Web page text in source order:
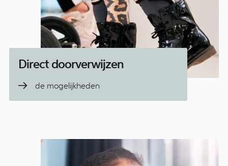
Direct doorverwijzen
de mogelijkheden